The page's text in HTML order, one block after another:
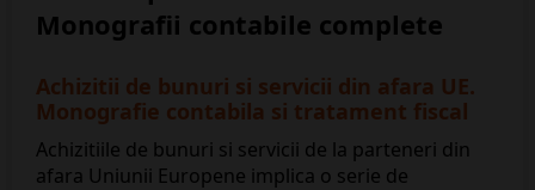
Monografii contabile complete
Achizitii de bunuri si servicii din afara UE.
Monografie contabila si tratament fiscal
Achizitiile de bunuri si servicii de la parteneri din
afara Uniunii Europene implica o serie de